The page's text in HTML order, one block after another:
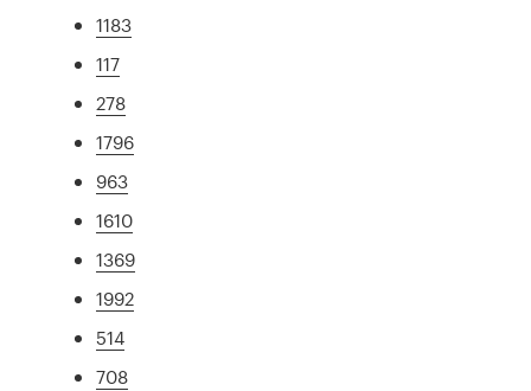
1183
117
278
1796
963
1610
1369
1992
514
708